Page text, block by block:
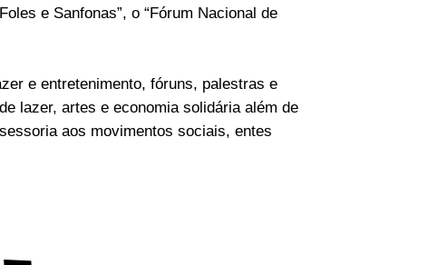
e Sanfonas”, o “Fórum Nacional de
e entretenimento, fóruns, palestras e
lazer, artes e economia solidária além de
aos movimentos sociais, entes